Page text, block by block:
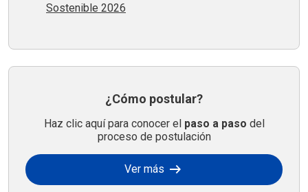
Sostenible 2026
¿Cómo postular?
Haz clic aquí para conocer el paso a paso del
proceso de postulación
Ver más arrow_right_alt